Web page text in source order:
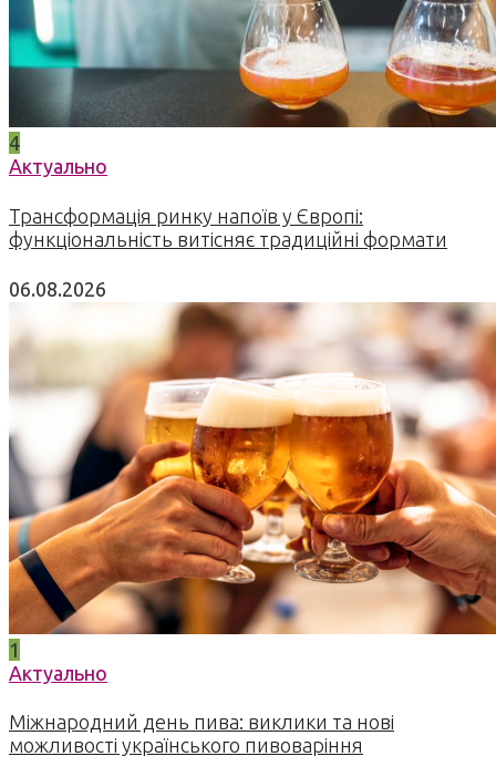
4
Актуально
Трансформація ринку напоїв у Європі:
функціональність витісняє традиційні формати
06.08.2026
1
Актуально
Міжнародний день пива: виклики та нові
можливості українського пивоваріння